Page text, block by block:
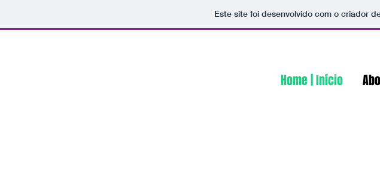
Este site foi desenvolvido com o criador
Home | Início